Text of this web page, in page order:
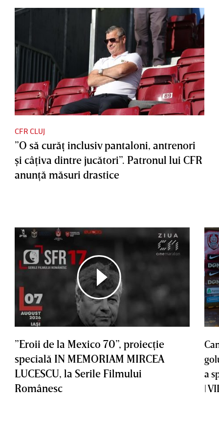
CFR CLUJ
”O să curăţ inclusiv pantaloni, antrenori
şi câţiva dintre jucători”. Patronul lui CFR
anunţă măsuri drastice
”Eroii de la Mexico 70”, proiecţie
specială IN MEMORIAM MIRCEA
LUCESCU, la Serile Filmului
Românesc
a
|